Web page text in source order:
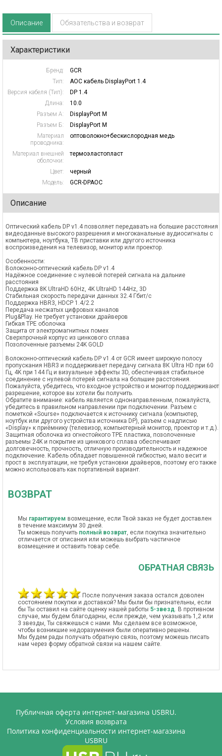
Описание Обязательства и возврат
Характеристики
Бренд:
GCR
Тип:
AOC кабель DisplayPort 1.4
Версия кабеля (Тип):
DP 1.4
Длина:
10.0
Разъем А:
DisplayPort M
Разъем Б:
DisplayPort M
Материал
проводника:
оптоволокно+бескислородная медь
Материал внешней
оболочки:
термоэластопласт
Цвет:
черный
Модель:
GCR-DPAOC
Описание
Оптический кабель DP v1.4 позволяет передавать на большие расстояния
видеоданные высокого разрешения и многоканальные аудиосигналы с
компьютера, ноутбука, ТВ приставки или другого источника
воспроизведения на телевизор, монитор или проектор.
Особенности:
Волоконно-оптический кабель DP v1.4
Надёжное соединение с нулевой потерей сигнала на дальние
расстояния
Поддержка 8K UltraHD 60Hz, 4K UltraHD 144Hz, 3D
Стабильная скорость передачи данных 32.4 Гбит/с
Поддержка HBR3, HDCP 1.4/2.2
Передача несжатых цифровых каналов
Plug&Play. Не требует установки драйверов
Гибкая TPE оболочка
Защита от электромагнитных помех
Сверхпрочный корпус из цинкового сплава
Позолоченные разъемы 24K GOLD
Волоконно-оптический кабель DP v1.4 от GCR имеет широкую полосу
пропускания HBR3 и поддерживает передачу сигнала 8К Ultra HD при 60
Гц, 4K при 144 Гц и визуальные эффекты 3D, обеспечивая стабильное
соединение с нулевой потерей сигнала на большие расстояния.
Пожалуйста, убедитесь, что входное устройство и монитор поддерживают
разрешение, которое вы хотели бы получить.
Обратите внимание: кабель является однонаправленным, пожалуйста,
убедитесь в правильном направлении при подключении. Разъем с
пометкой «Sourse» подключается к источнику сигнала (компьютер,
ноутбук или другого устройства источника DP), разъем с надписью
«Display» к приёмнику (телевизор, компьютерный монитор, проектор и т.д.).
Защитная оболочка из огнестойкого TPE пластика, позолоченные
разъемы 24K и покрытие из цинкового сплава обеспечивают
долговечность, прочность, отличную производительность и надежное
подключение. Кабель обладает повышенной гибкостью, мало весит и
прост в эксплуатации, не требуя установки драйверов, поэтому его также
можно использовать как портативный вариант.
ВОЗВРАТ
Мы гарантируем возмещение, если Твой заказ не будет доставлен
в течение максимум 30 дней.
Ты можешь получить полный возврат, если покупка значительно
отличается от описания или можешь выбрать частичное
возмещение и оставить товар себе.
ОБРАТНАЯ СВЯЗЬ
После получения заказа остался доволен
состоянием покупки и доставкой? Мы были бы признательны, если
бы Ты оставил на сайте оценку нашей работы 5-звезд. В противном
случае, мы будем благодарны, если прежде, чем указывать 1,2 или
3 звезды, Ты свяжешься с нами. Мы сделаем все возможное,
чтобы возникшие недоразумения были оперативно решены.
Мы будем рады получать обратную связь, поэтому можешь писать
нам через форму обратной связи на нашем сайте.
Публичная оферта интернет-магазина USBRU.
Условия возврата
Политика конфиденциальности интернет-магазина
USBRU